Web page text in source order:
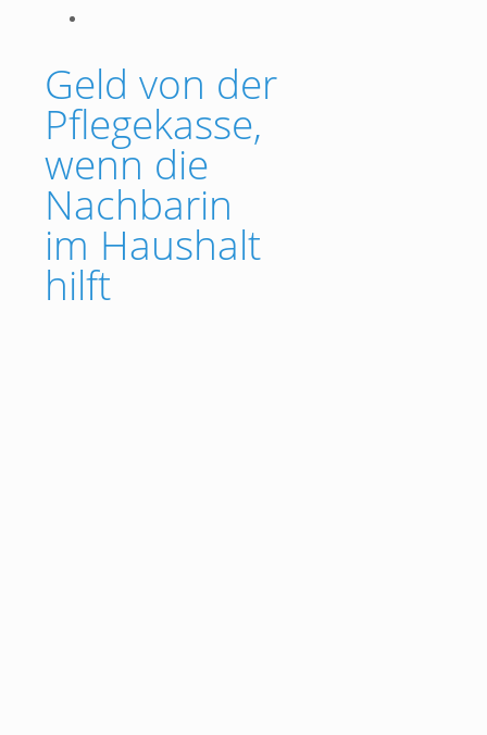
Geld von der
Pflegekasse,
wenn die
Nachbarin
im Haushalt
hilft